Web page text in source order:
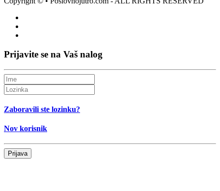
Prijavite se na Vaš nalog
Zaboravili ste lozinku?
Nov korisnik